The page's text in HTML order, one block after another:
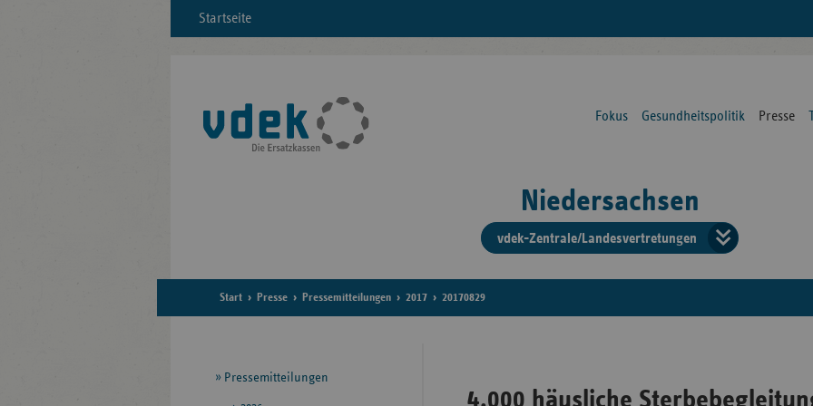
Startseite
Fokus Gesundheitspolitik Presse
Niedersachsen
vdek-Zentrale/Landesvertretungen
der
Start Presse Pressemitteilungen 2017 20170829
4.000 häusliche
Seitennavigation
Pressemitteilungen